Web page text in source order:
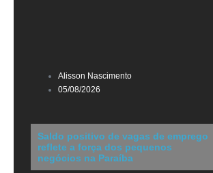
Alisson Nascimento
05/08/2026
Saldo positivo de vagas de emprego
reflete a força dos pequenos
negócios na Paraíba